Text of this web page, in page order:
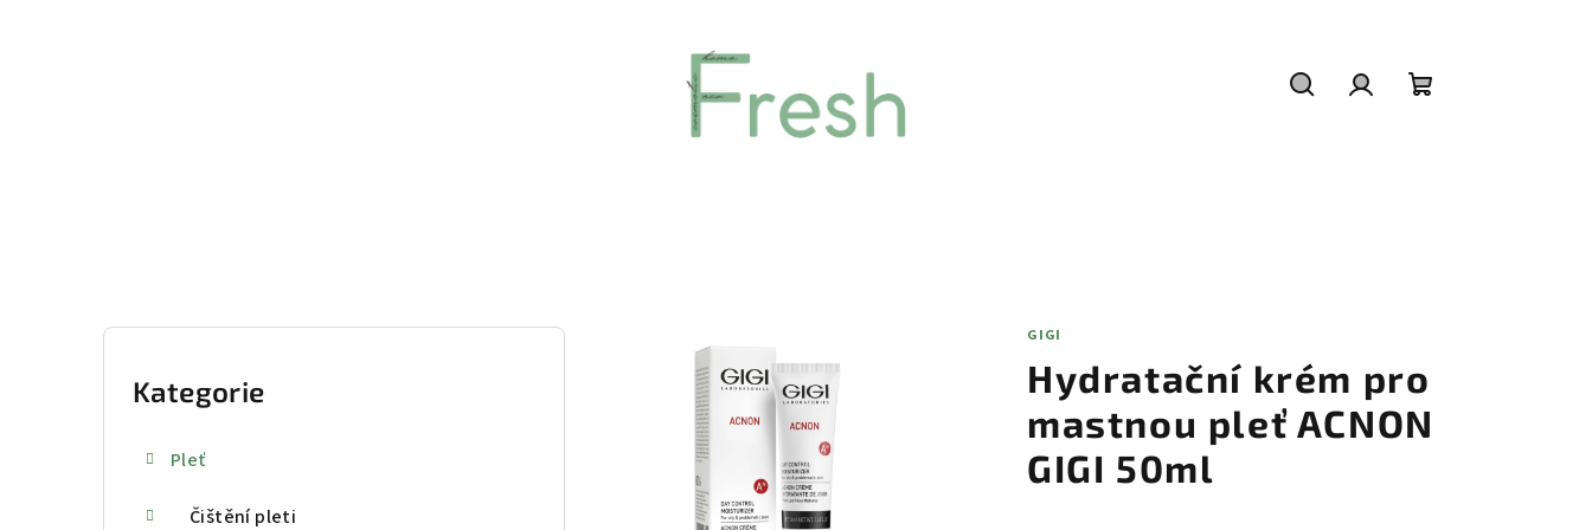
Přeskočit
kategorie
Kategorie
Pleť
Čištění pleti
GIGI
Hydratační krém pro
mastnou pleť ACNON
GIGI 50ml